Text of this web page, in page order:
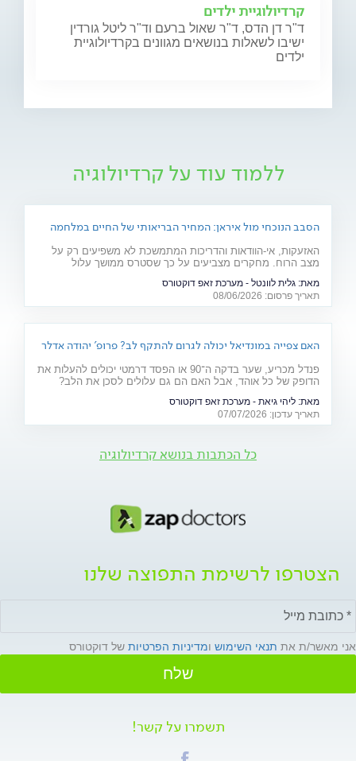
קרדיולוגיית ילדים
ד"ר דן הדס, ד"ר שאול ברעם וד"ר ליטל גורדין
ישיבו לשאלות בנושאים מגוונים בקרדיולוגיית
ילדים
ללמוד עוד על קרדיולוגיה
הסבב הנוכחי מול איראן: המחיר הבריאותי של החיים במלחמה
האזעקות, אי-הוודאות והדריכות המתמשכת לא משפיעים רק על
מצב הרוח. מחקרים מצביעים על כך שסטרס ממושך עלול
מהלב ועד העור, אילו תופעות בריאותיות עלולות להתגבר בתקופות
של מתיחות ביטחונית ומה ניתן לעשות כדי לשמור על הבריאות
שלנו?
מאת: גלית לוונטל - מערכת זאפ דוקטורס
תאריך פרסום: 08/06/2026
האם צפייה במונדיאל יכולה לגרום להתקף לב? פרופ' יהודה אדלר
פנדל מכריע, שער בדקה ה־90 או הפסד דרמטי יכולים להעלות את
הדופק של כל אוהד, אבל האם הם גם עלולים לסכן את הלב?
מה באמת קורה בגוף בזמן התרגשות קיצונית, מי נמצא בקבוצת
הסיכון ואיך אפשר ליהנות מהמשחקים בלי לסכן את הבריאות.
מאת: ליהי גיאת - מערכת זאפ דוקטורס
תאריך עדכון: 07/07/2026
כל הכתבות בנושא קרדיולוגיה
הצטרפו לרשימת התפוצה שלנו
אני מאשר/ת את תנאי השימוש ומדיניות הפרטיות של דוקטורס
שלח
תשמרו על קשר!